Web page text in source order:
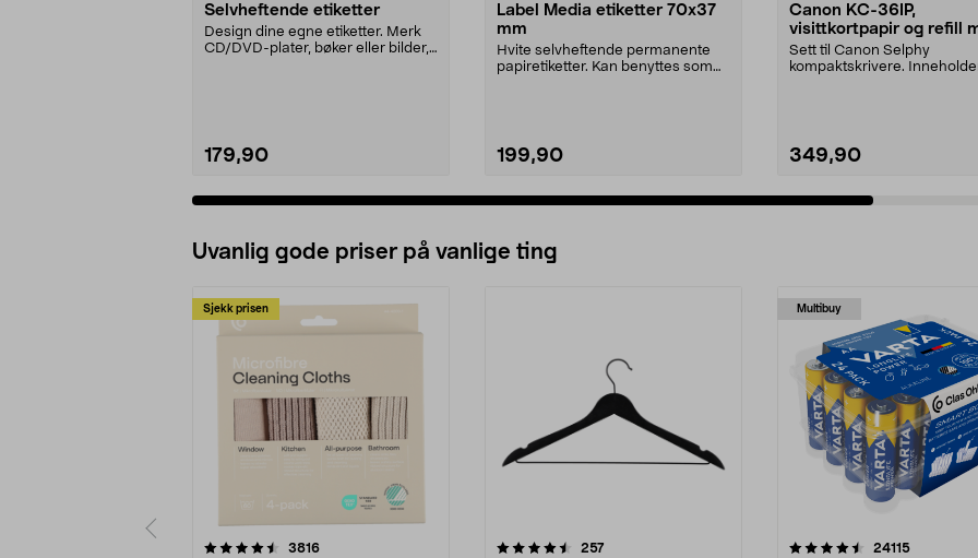
Selvheftende etiketter
Design dine egne etiketter. Merk
CD/DVD-plater, bøker eller bilder,
179,90
Label Media etiketter 70x37
mm
Hvite selvheftende permanente
papiretiketter. Kan benyttes som
199,90
Canon KC-36IP,
visittkortpapir og refill
fargefolie
Sett til Canon Selphy
kompaktskrivere.
349,90
Uvanlig gode priser på vanlige ting
Sjekk prisen
3816anmeldelser
4.5av 5 stjerner 257anmeldelser
Multibuy
4.5av 5 stjerner 24115
4.5av 5 stjerner